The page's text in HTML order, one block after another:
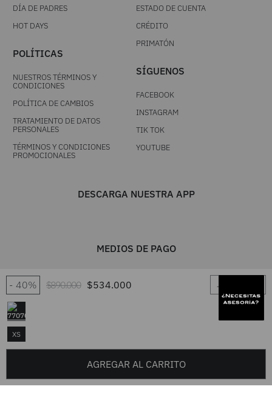
40% $890.000 $534.000 －
XS
AGREGAR AL CARRITO
DÍA DE PADRES
HOT DAYS
POLÍTICAS
NUESTROS TÉRMINOS Y
CONDICIONES
POLÍTICA DE CAMBIOS
TRATAMIENTO DE DATOS
PERSONALES
TÉRMINOS Y CONDICIONES
PROMOCIONALES
ESTADO DE CUENTA
CRÉDITO
PRIMATÓN
SÍGUENOS
FACEBOOK
INSTAGRAM
TIK TOK
YOUTUBE
DESCARGA NUESTRA APP
MEDIOS DE PAGO
UNA MARCA TIENDACOL S.A.S. / Línea única 604 444 0101 - Resto del
FRESCA 2026. Desarrollado por